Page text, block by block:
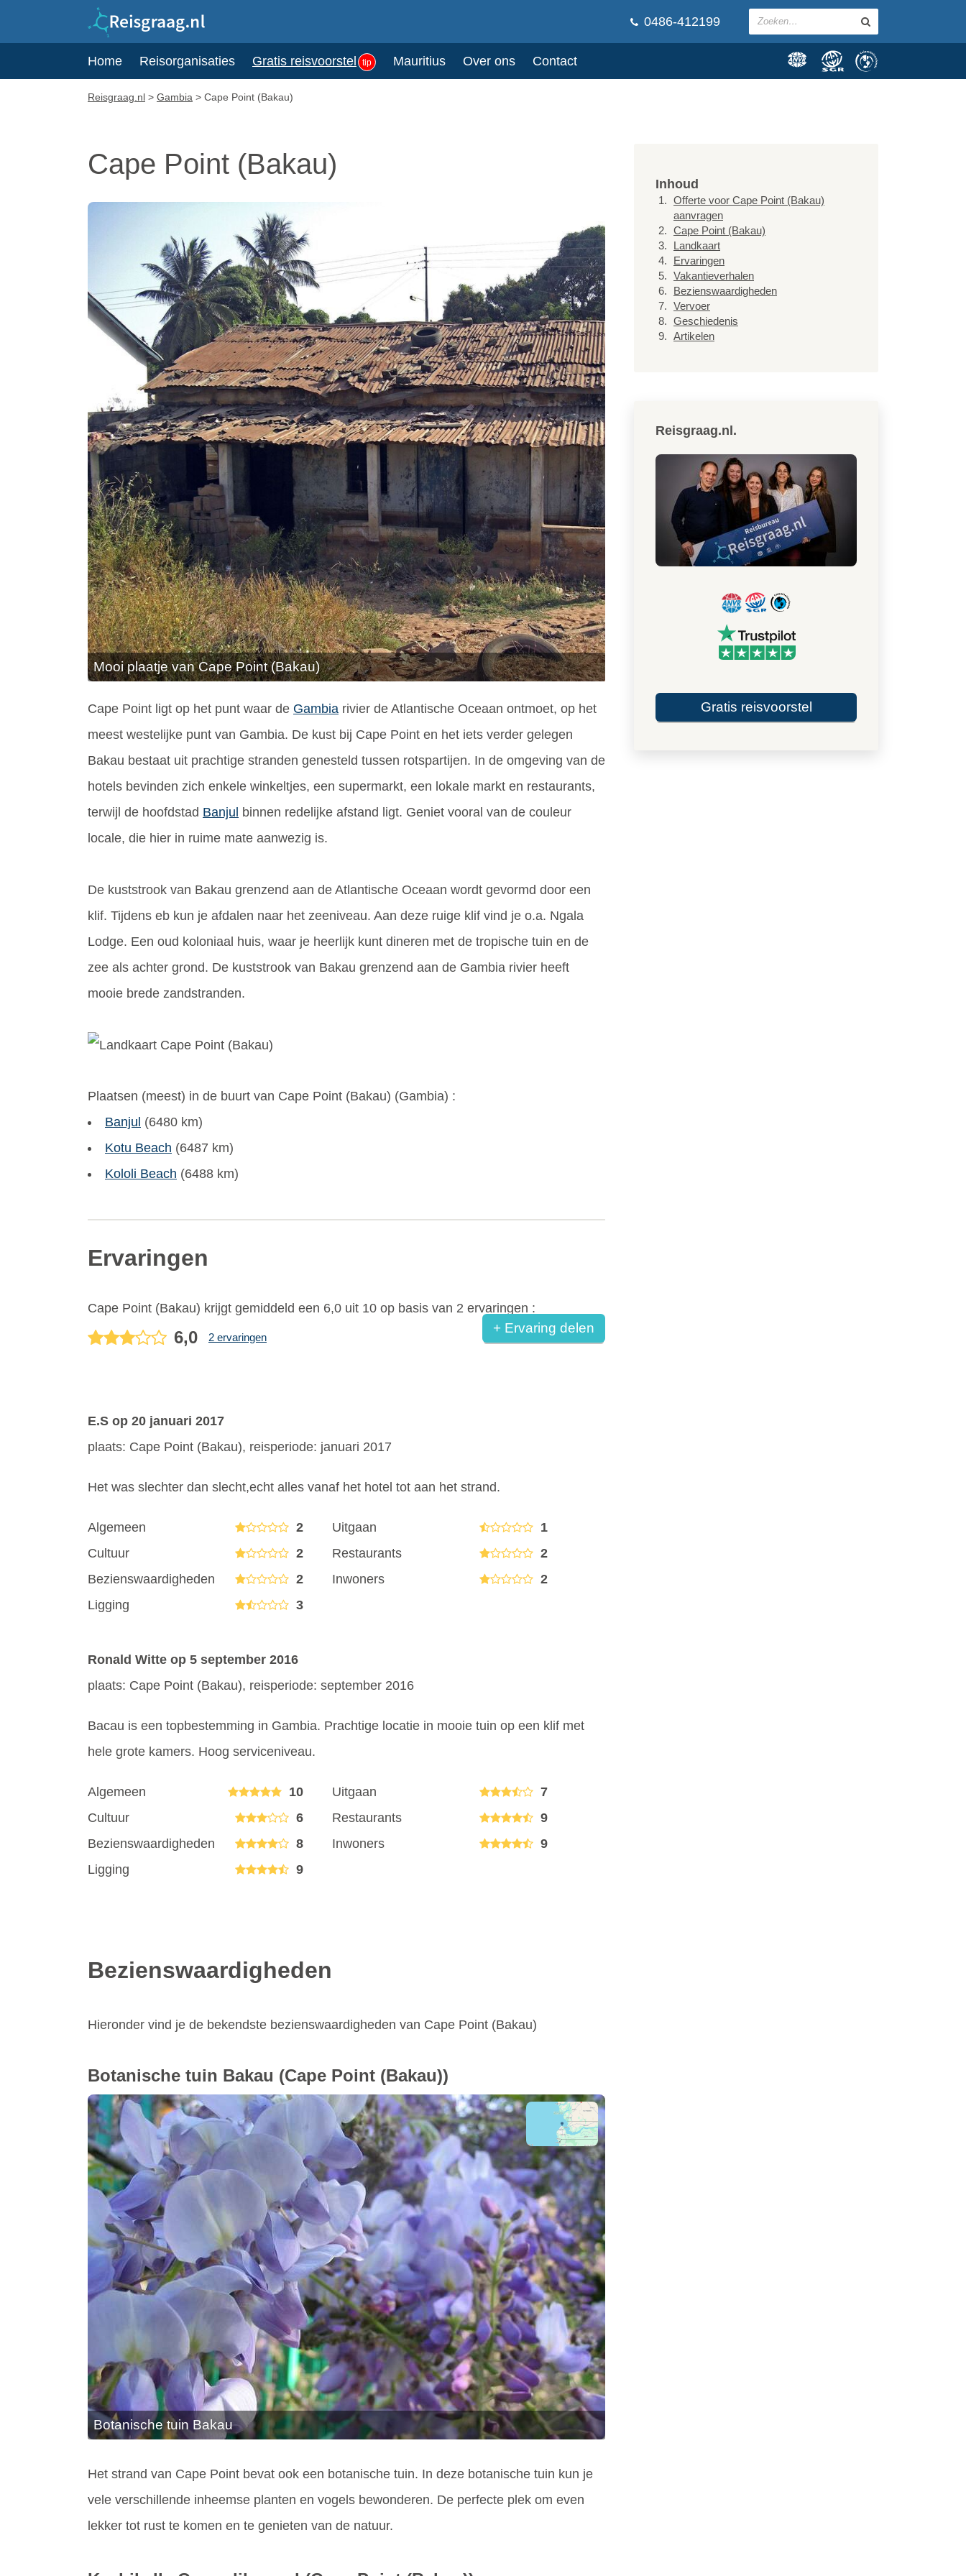
0486-412199
Home Reisorganisaties Gratis reisvoorstel tip Mauritius Over ons Contact
Reisgraag.nl > Gambia > Cape Point (Bakau)
Cape Point (Bakau)
Mooi plaatje van Cape Point (Bakau)
Cape Point ligt op het punt waar de Gambia rivier de Atlantische Oceaan ontmoet, op het
meest westelijke punt van Gambia. De kust bij Cape Point en het iets verder gelegen
Bakau bestaat uit prachtige stranden genesteld tussen rotspartijen. In de omgeving van de
hotels bevinden zich enkele winkeltjes, een supermarkt, een lokale markt en restaurants,
terwijl de hoofdstad Banjul binnen redelijke afstand ligt. Geniet vooral van de couleur
locale, die hier in ruime mate aanwezig is.
De kuststrook van Bakau grenzend aan de Atlantische Oceaan wordt gevormd door een
klif. Tijdens eb kun je afdalen naar het zeeniveau. Aan deze ruige klif vind je o.a. Ngala
Lodge. Een oud koloniaal huis, waar je heerlijk kunt dineren met de tropische tuin en de
zee als achter grond. De kuststrook van Bakau grenzend aan de Gambia rivier heeft
mooie brede zandstranden.
Plaatsen (meest) in de buurt van Cape Point (Bakau) (Gambia) :
Banjul (6480 km)
Kotu Beach (6487 km)
Kololi Beach (6488 km)
Ervaringen
Cape Point (Bakau) krijgt gemiddeld een 6,0 uit 10 op basis van 2 ervaringen :
6,0 2 ervaringen
+ Ervaring delen
E.S op 20 januari 2017
plaats: Cape Point (Bakau), reisperiode: januari 2017
Het was slechter dan slecht,echt alles vanaf het hotel tot aan het strand.
Algemeen 2 Uitgaan
1
Cultuur
2 Restaurants
2
Bezienswaardigheden
2 Inwoners
2
Ligging
3
Ronald Witte op 5 september 2016
plaats: Cape Point (Bakau), reisperiode: september 2016
Bacau is een topbestemming in Gambia. Prachtige locatie in mooie tuin op een klif met
hele grote kamers. Hoog serviceniveau.
Algemeen 10 Uitgaan
7
Cultuur
6 Restaurants
9
Bezienswaardigheden
8 Inwoners
9
Ligging
9
Bezienswaardigheden
Hieronder vind je de bekendste bezienswaardigheden van Cape Point (Bakau)
Botanische tuin Bakau (Cape Point (Bakau))
Botanische tuin Bakau
Het strand van Cape Point bevat ook een botanische tuin. In deze botanische tuin kun je
vele verschillende inheemse planten en vogels bewonderen. De perfecte plek om even
lekker tot rust te komen en te genieten van de natuur.
Inhoud
Offerte voor Cape Point (Bakau)
aanvragen
Cape Point (Bakau)
Landkaart
Ervaringen
Vakantieverhalen
Bezienswaardigheden
Vervoer
Geschiedenis
Artikelen
Reisgraag.nl.
Gratis reisvoorstel